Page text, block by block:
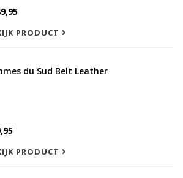
PRODUCT
du Sud Belt Leather
PRODUCT